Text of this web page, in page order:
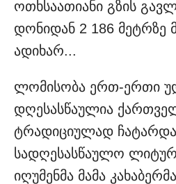
ოთხსაათიანი გზის
დონიდან 2 186 მეტრზე
ადიხარ...
ლომისობა ერთ-ერთი
დღესასწაულია
ტრადიციულად ჩატარდა
სადღესასწაულო
იღუმენმა მამა